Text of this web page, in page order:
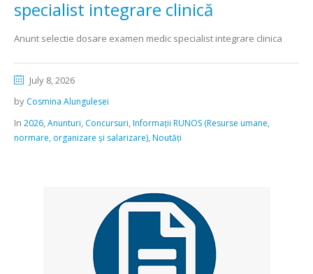
specialist integrare clinică
Anunt selectie dosare examen medic specialist integrare clinica
July 8, 2026
by Cosmina Alungulesei
In 2026,Anunturi, Concursuri,Informații RUNOS (Resurse umane,
normare, organizare și salarizare),Noutăți